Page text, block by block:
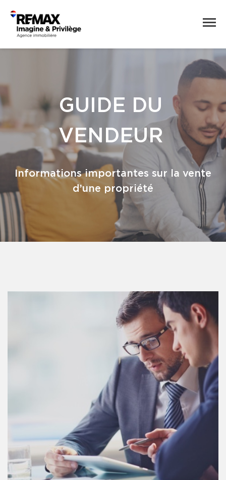
GUIDE DU
VENDEUR
Informations importantes sur la vente
d’une propriété